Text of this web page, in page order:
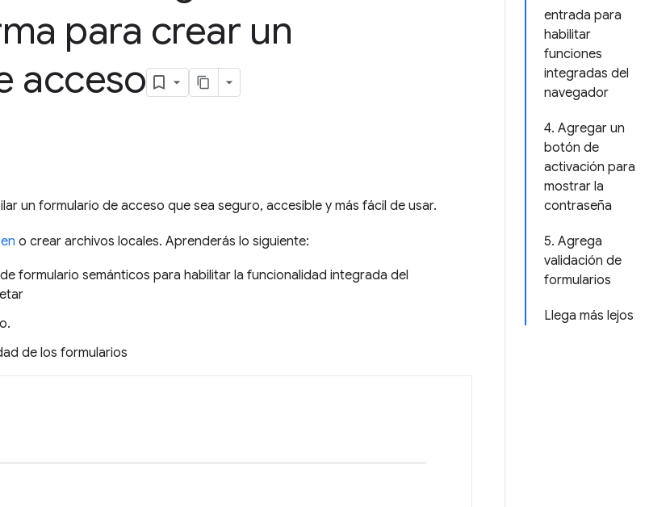
entrada para
habilitar
funciones
integradas del
navegador
4. Agregar un
botón de
activación para
mostrar la
contraseña
5. Agrega
validación de
formularios
Llega más lejos
para crear un
acceso
un formulario de acceso que sea seguro, accesible y más fácil de usar.
o crear archivos locales. Aprenderás lo siguiente:
formulario semánticos para habilitar la funcionalidad integrada del
de los formularios